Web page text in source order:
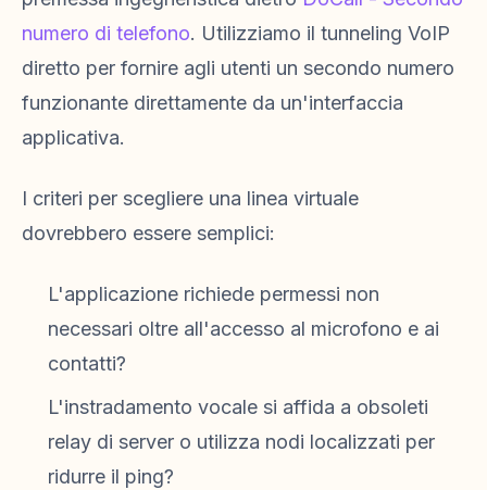
numero di telefono. Utilizziamo il tunneling VoIP
diretto per fornire agli utenti un secondo numero
funzionante direttamente da un'interfaccia
applicativa.
I criteri per scegliere una linea virtuale
dovrebbero essere semplici:
L'applicazione richiede permessi non
necessari oltre all'accesso al microfono e ai
contatti?
L'instradamento vocale si affida a obsoleti
relay di server o utilizza nodi localizzati per
ridurre il ping?